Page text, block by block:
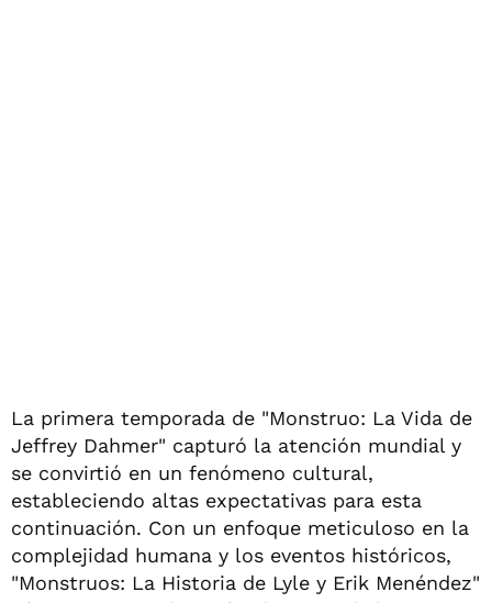
La primera temporada de "Monstruo: La Vida de
Jeffrey Dahmer" capturó la atención mundial y
se convirtió en un fenómeno cultural,
estableciendo altas expectativas para esta
continuación. Con un enfoque meticuloso en la
complejidad humana y los eventos históricos,
"Monstruos: La Historia de Lyle y Erik Menéndez"